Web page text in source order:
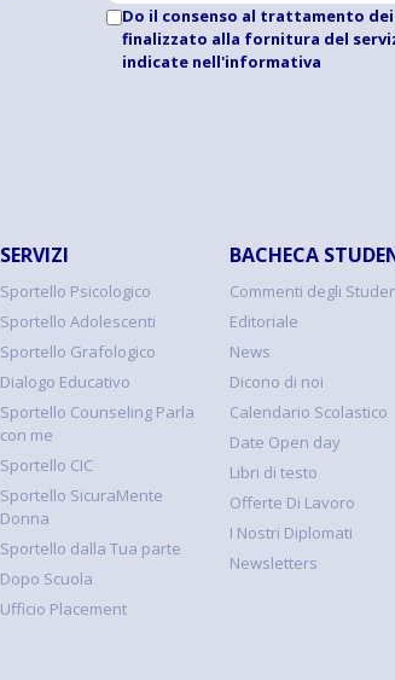
Do il consenso al trattamento
finalizzato alla fornitura del
indicate nell'informativa
SERVIZI
Sportello Psicologico
Sportello Adolescenti
Sportello Grafologico
Dialogo Educativo
Sportello Counseling Parla
con me
Sportello CIC
Sportello SicuraMente
Donna
Sportello dalla Tua parte
Dopo Scuola
Ufficio Placement
BACHECA
Commenti degli
Editoriale
News
Dicono di noi
Calendario Scolastico
Date Open day
Libri di testo
Offerte Di Lavoro
I Nostri Diplomati
Newsletters